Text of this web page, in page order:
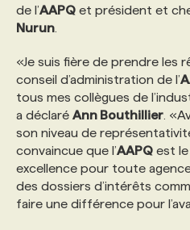
ANNONCEZ AVEC NOUS
de l’AAPQ et président et
Nurun
«Je suis fière de prendre les
conseil d’administration de l’
tous mes collègues de
a déclaré Ann Bouthillier .
son niveau de
convaincue que l’AAPQ est
excellence pour toute
des dossiers d’intérêts
faire une différence pour